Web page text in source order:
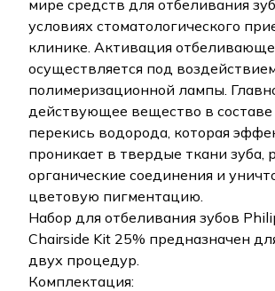
мире средств для отбеливания
условиях стоматологического
клинике. Активация
осуществляется под
полимеризационной лампы.
действующее вещество в составе
перекись водорода, которая
проникает в твердые ткани зуба,
органические соединения и
цветовую пигментацию.
Набор для отбеливания зубов
Chairside Kit 25% предназначен
двух процедур.
Комплектация: